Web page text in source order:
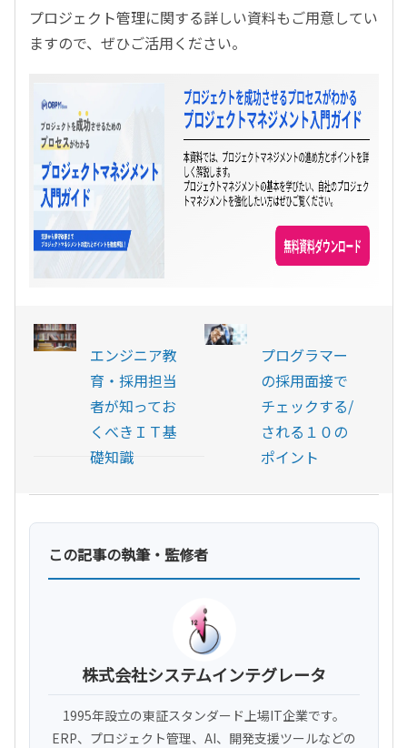
プロジェクト管理に関する詳しい資料もご用意してい
ますので、ぜひご活用ください。
エンジニア教
育・採用担当
者が知ってお
くべきＩＴ基
礎知識
プログラマー
の採用面接で
チェックする/
される１０の
ポイント
この記事の執筆・監修者
株式会社システムインテグレータ
1995年設立の東証スタンダード上場IT企業です。
ERP、プロジェクト管理、AI、開発支援ツールなどの